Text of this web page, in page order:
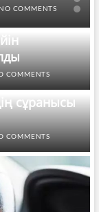
NO COMMENTS
COMMENTS
сұранысы
COMMENTS